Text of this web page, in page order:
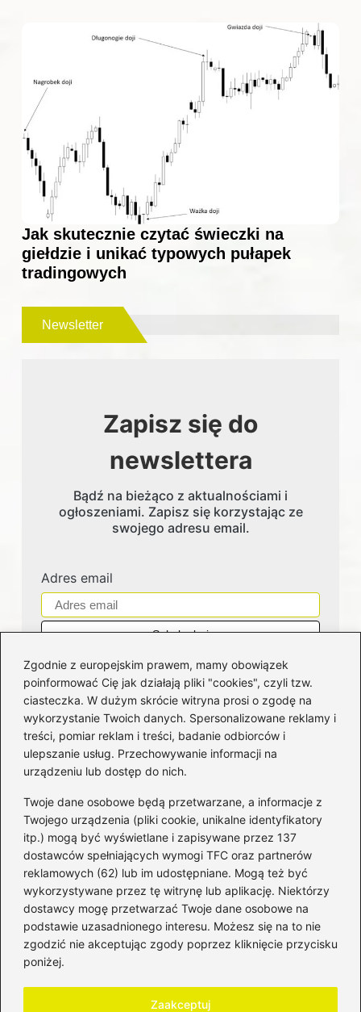
Zgodnie z europejskim prawem, mamy obowiązek
poinformować Cię jak działają pliki "cookies", czyli tzw.
ciasteczka. W dużym skrócie witryna prosi o zgodę na
wykorzystanie Twoich danych. Spersonalizowane reklamy i
treści, pomiar reklam i treści, badanie odbiorców i
ulepszanie usług. Przechowywanie informacji na
urządzeniu lub dostęp do nich.
Twoje dane osobowe będą przetwarzane, a informacje z
Twojego urządzenia (pliki cookie, unikalne identyfikatory
itp.) mogą być wyświetlane i zapisywane przez 137
dostawców spełniających wymogi TFC oraz partnerów
reklamowych (62) lub im udostępniane. Mogą też być
wykorzystywane przez tę witrynę lub aplikację. Niektórzy
dostawcy mogę przetwarzać Twoje dane osobowe na
podstawie uzasadnionego interesu. Możesz się na to nie
zgodzić nie akceptując zgody poprzez kliknięcie przycisku
poniżej.
Zaakceptuj
Jak skutecznie czytać świeczki na
giełdzie i unikać typowych pułapek
tradingowych
Newsletter
Zapisz się do
newslettera
Bądź na bieżąco z aktualnościami i
ogłoszeniami. Zapisz się korzystając ze
swojego adresu email.
Adres email
Kategorie
Bankowość (184)
Fundusze
(36)
Giełda(28)
Inwestycje(50)
Rentowność(32)
Rozliczenia(196)
Świadczenia socjalne(59)
Waluty(22)
Windykacja(50)